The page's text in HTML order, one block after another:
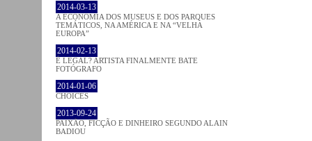
2014-03-13
A ECONOMIA DOS MUSEUS E DOS PARQUES
TEMÁTICOS, NA AMÉRICA E NA “VELHA
EUROPA”
2014-02-13
É LEGAL? ARTISTA FINALMENTE BATE
FOTÓGRAFO
2014-01-06
CHOICES
2013-09-24
PAIXÃO, FICÇÃO E DINHEIRO SEGUNDO ALAIN
BADIOU